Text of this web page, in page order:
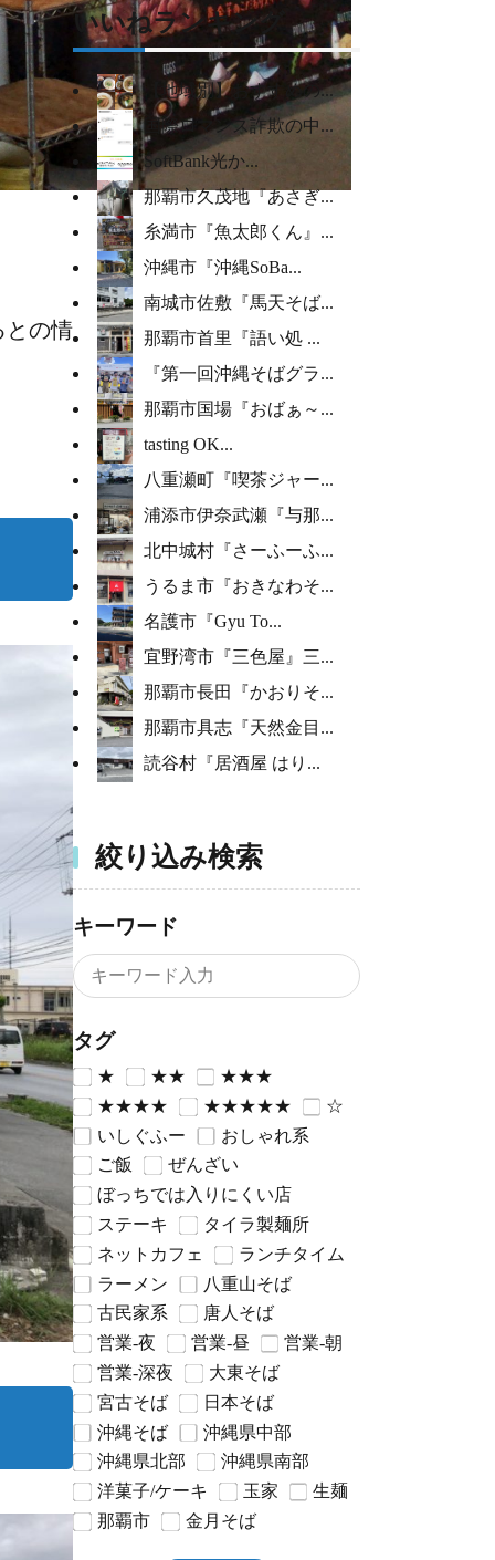
との情
いいねランキング
【地域別】おすすめの...
国際ロマンス詐欺の中...
SoftBank光か...
那覇市久茂地『あさぎ...
糸満市『魚太郎くん』...
沖縄市『沖縄SoBa...
南城市佐敷『馬天そば...
那覇市首里『語い処 ...
『第一回沖縄そばグラ...
那覇市国場『おばぁ～...
tasting OK...
八重瀬町『喫茶ジャー...
浦添市伊奈武瀬『与那...
北中城村『さーふーふ...
うるま市『おきなわそ...
名護市『Gyu To...
宜野湾市『三色屋』三...
那覇市長田『かおりそ...
那覇市具志『天然金目...
読谷村『居酒屋 はり...
絞り込み検索
キーワード
タグ
★ ★★
★★★
★★★★
★★★★★
☆
いしぐふー
おしゃれ系
ご飯
ぜんざい
ぼっちでは入りにくい店
ステーキ
タイラ製麺所
ネットカフェ
ランチタイム
ラーメン
八重山そば
古民家系
唐人そば
営業-夜
営業-昼
営業-朝
営業-深夜
大東そば
宮古そば
日本そば
沖縄そば
沖縄県中部
沖縄県北部
沖縄県南部
洋菓子/ケーキ
玉家
生麺
那覇市
金月そば